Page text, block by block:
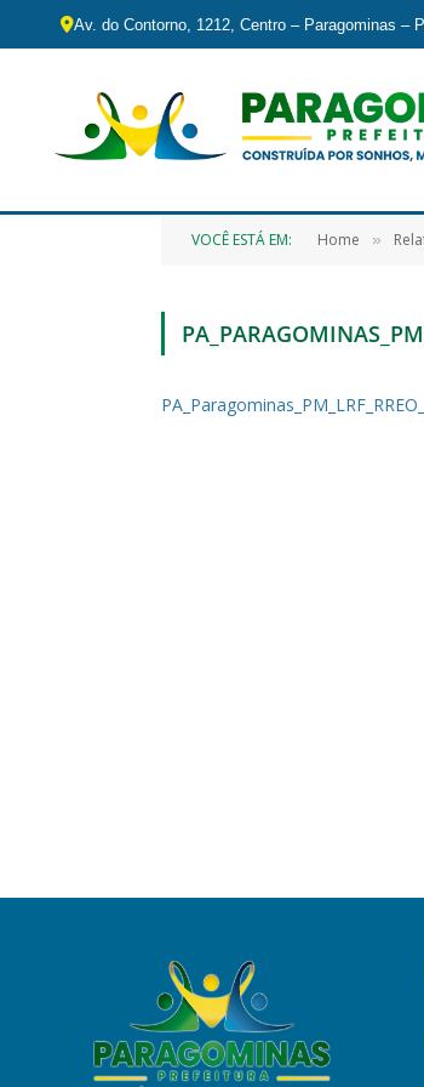
Av. do Contorno, 1212, Centro – Paragominas –
VOCÊ ESTÁ EM: Home »